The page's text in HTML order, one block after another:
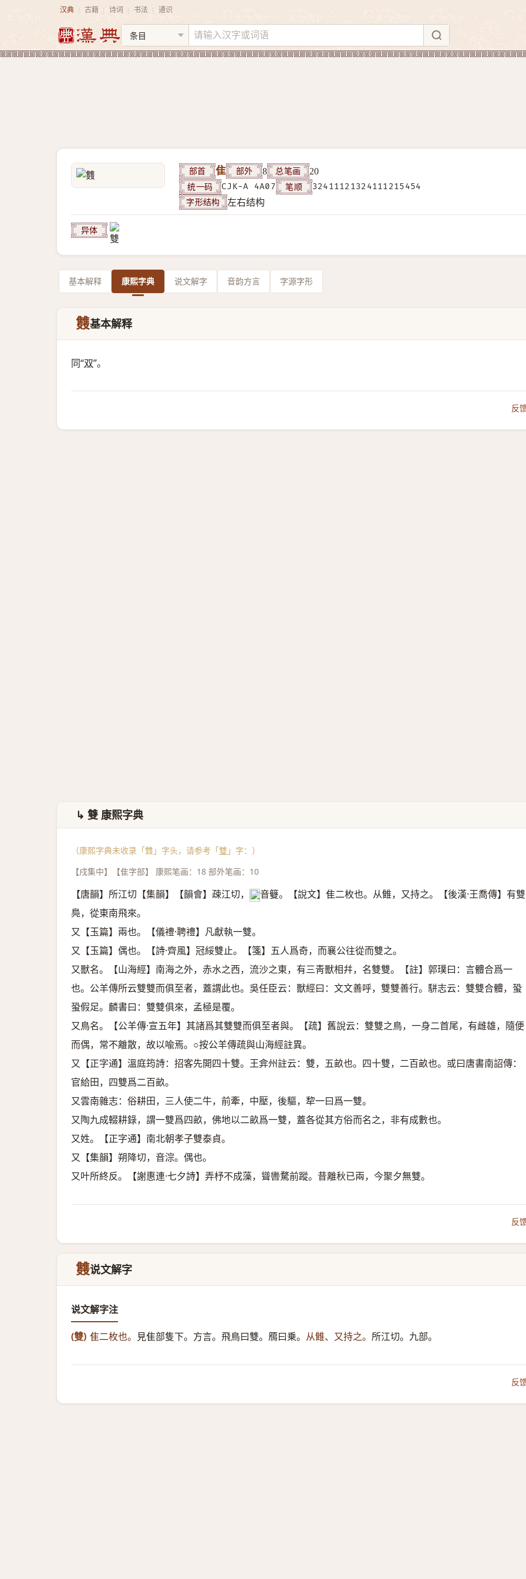
汉典 古籍 诗词 书法 通识
部首 隹 部外 8 总笔画 20
统一码 CJK-A 4A07 笔顺 32411121324111215454
字形结构 左右结构
异体
基本解释 康熙字典 说文解字 音韵方言 字源字形
䨇基本解释
同“双”。
反
↳ 雙 康熙字典
（康熙字典未收录「䨇」字头，请参考「雙 」字：）
【戌集中】【隹字部】 康熙笔画：18 部外笔画：10
【唐韻】所江切【集韻】【韻會】疎江切， 𠀤音䉶。【說文】隹二枚也。从雔，又持之。【後漢·王喬傳】有雙
鳧，從東南飛來。
又【玉篇】兩也。【儀禮·聘禮】凡獻執一雙。
又【玉篇】偶也。【詩·齊風】冠綏雙止。【箋】五人爲奇，而襄公往從而雙之。
又獸名。【山海經】南海之外，赤水之西，流沙之東，有三靑獸相幷，名雙雙。【註】郭璞曰：言體合爲一
也。公羊傳所云雙雙而俱至者，蓋謂此也。吳任臣云：獸經曰：文文善呼，雙雙善行。駢志云：雙雙合體，蛩
蛩假足。麟書曰：雙雙俱來，孟極是覆。
又鳥名。【公羊傳·宣五年】其諸爲其雙雙而俱至者與。【疏】舊說云：雙雙之鳥，一身二首尾，有雌雄，隨便
而偶，常不離散，故以喩焉。○按公羊傳疏與山海經註異。
又【正字通】溫庭筠詩：招客先開四十雙。王弇州註云：雙，五畝也。四十雙，二百畝也。或曰唐書南詔傳：
官給田，四雙爲二百畝。
又雲南雜志：俗耕田，三人使二牛，前牽，中壓，後驅，犂一曰爲一雙。
又陶九成輟耕錄，謂一雙爲四畝，佛地以二畝爲一雙，蓋各從其方俗而名之，非有成數也。
又姓。【正字通】南北朝孝子雙泰貞。
又【集韻】朔降切，音淙。偶也。
又叶所終反。【謝惠連·七夕詩】弄杼不成藻，聳轡騖前蹤。昔離秋已兩，今聚夕無雙。
反
䨇说文解字
说文解字注
(雙) 隹二枚也。 見隹部隻下。方言。飛鳥曰雙。鴈曰乗。 从雔、又持之。 所江切。九部。
反